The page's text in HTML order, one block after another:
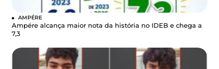
AMPÉRE
Ampére alcança maior nota da história no IDEB e chega a
7,3